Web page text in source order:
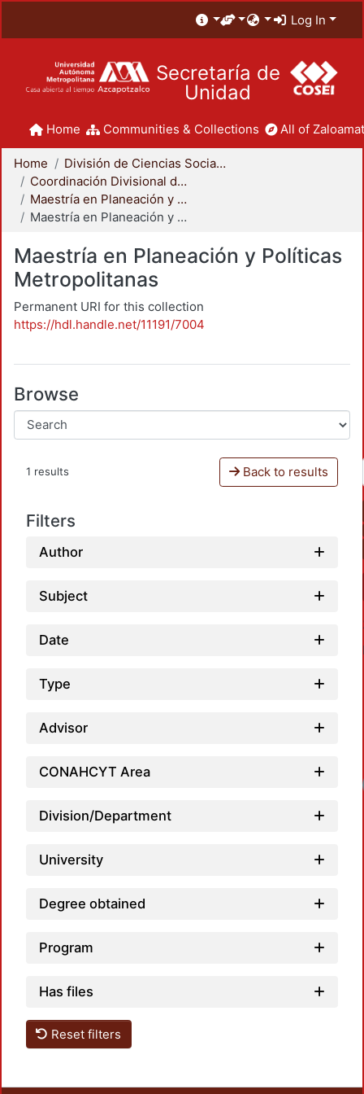
Log In
Secretaría de
Unidad
Home Communities & Collections All of
Home
División de Ciencias Sociales y Humanidades
Coordinación Divisional de Posgrado
Maestría en Planeación y Políticas Metropolitanas
Maestría en Planeación y Políticas Metropolitanas
Maestría en Planeación y Políticas
Metropolitanas
Permanent URI for this collection
https://hdl.handle.net/11191/7004
Browse
1 results Back to results
Filters
Author
Subject
Date
Type
Advisor
CONAHCYT Area
Division/Department
University
Degree obtained
Program
Has files
Reset filters